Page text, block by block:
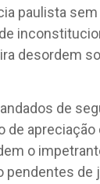
paulista
desordem
de
apreciação
o
pendentes de